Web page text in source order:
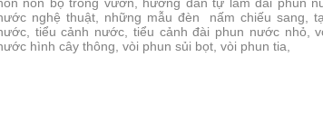
nghệ thuật, những mẫu đèn nấm chiếu sang,
tiểu cảnh nước, tiểu cảnh đài phun nước nhỏ,
hình cây thông, vòi phun sủi bọt, vòi phun tia,